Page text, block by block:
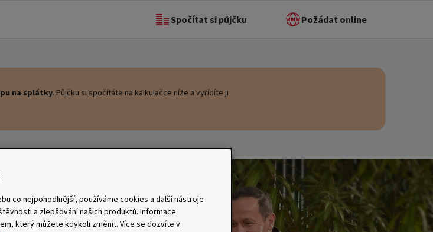
Spočítat si půjčku Požádat online
na splátky. Půjčku si spočítáte na kalkulačce níže a vyřídíte ji
co nejpohodlnější, používáme cookies a další nástroje
a zlepšování našich produktů. Informace
který můžete kdykoli změnit. Více se dozvíte v